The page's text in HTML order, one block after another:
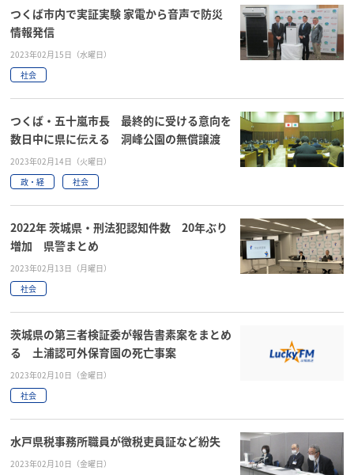
つくば市内で実証実験 家電から音声で防災
情報発信
2023年02月15日（水曜日）
社会
つくば・五十嵐市長 最終的に受ける意向を
数日中に県に伝える 洞峰公園の無償譲渡
2023年02月14日（火曜日）
政・経
社会
2022年 茨城県・刑法犯認知件数 20年ぶり
増加 県警まとめ
2023年02月13日（月曜日）
社会
茨城県の第三者検証委が報告書素案をまとめ
る 土浦認可外保育園の死亡事案
2023年02月10日（金曜日）
社会
水戸県税事務所職員が徴税吏員証など紛失
2023年02月10日（金曜日）